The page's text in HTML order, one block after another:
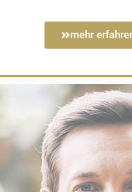
mehr